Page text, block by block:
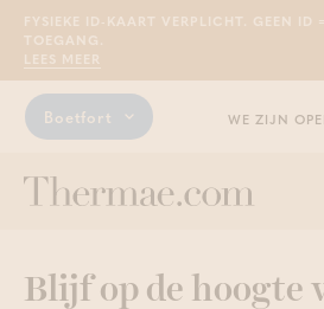
FYSIEKE ID-KAART VERPLICHT. GEEN ID
TOEGANG.
LEES MEER
Boetfort WE ZIJN
Blijf op de hoogte